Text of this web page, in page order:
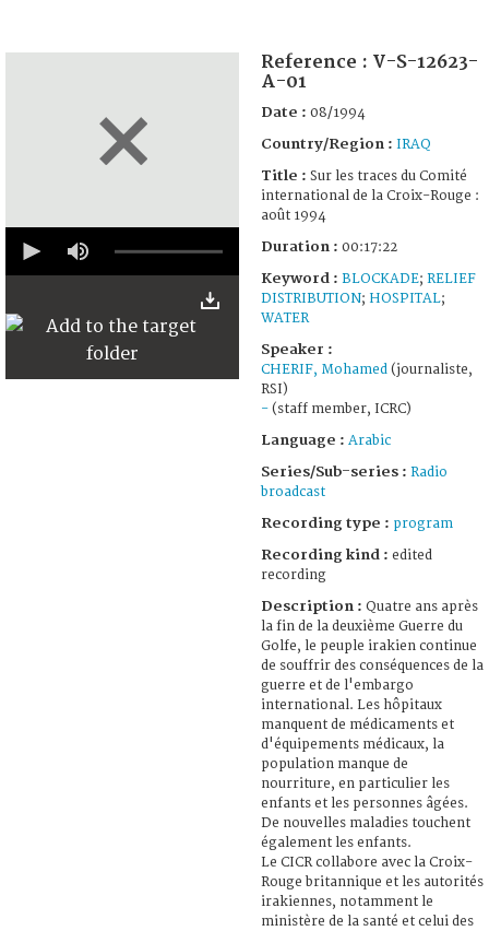
seconds
22
Reference : V-S-12623-
A-01
Date : 08/1994
Country/Region : IRAQ
Title : Sur les traces du Comité
international de la Croix-Rouge :
août 1994
Duration : 00:17:22
Keyword : BLOCKADE; RELIEF
DISTRIBUTION; HOSPITAL;
WATER
Speaker :
CHERIF, Mohamed (journaliste,
RSI)
- (staff member, ICRC)
Language : Arabic
Series/Sub-series : Radio
broadcast
Recording type : program
Recording kind : edited
recording
Description : Quatre ans après
la fin de la deuxième Guerre du
Golfe, le peuple irakien continue
de souffrir des conséquences de la
guerre et de l'embargo
international. Les hôpitaux
manquent de médicaments et
d'équipements médicaux, la
population manque de
nourriture, en particulier les
enfants et les personnes âgées.
De nouvelles maladies touchent
également les enfants.
Le CICR collabore avec la Croix-
Rouge britannique et les autorités
irakiennes, notamment le
ministère de la santé et celui des